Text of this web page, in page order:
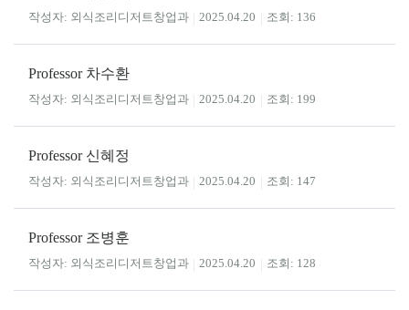
외식조리디저트창업과 2025.04.20 136
Professor 차수환
외식조리디저트창업과 2025.04.20 199
Professor 신혜정
외식조리디저트창업과 2025.04.20 147
Professor 조병훈
외식조리디저트창업과 2025.04.20 128